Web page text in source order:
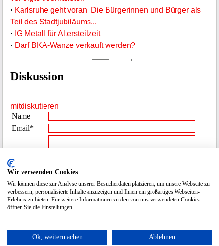
· Karlsruhe geht voran: Die Bürgerinnen und Bürger als
Teil des Stadtjubiläums...
· IG Metall für Altersteilzeit
· Darf BKA-Wanze verkauft werden?
Diskussion
mitdiskutieren
Name
Email*
Beitrag**
Spamcode
eingeben
4712
* die Emailadresse wird nicht veröffentlicht.
Wir verwenden Cookies
Wir können diese zur Analyse unserer Besucherdaten platzieren, um unsere Webseite zu
verbessern, personalisierte Inhalte anzuzeigen und Ihnen ein großartiges Webseiten-
Erlebnis zu bieten. Für weitere Informationen zu den von uns verwendeten Cookies
öffnen Sie die Einstellungen.
Ok, weitermachen Ablehnen